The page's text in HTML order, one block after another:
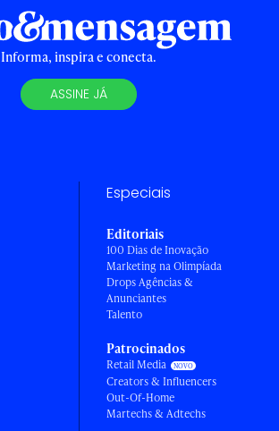
Informa, inspira e conecta.
ASSINE JÁ
Especiais
Editoriais
100 Dias de Inovação
Marketing na Olimpíada
Drops Agências &
Anunciantes
Talento
Patrocinados
Retail Media
Creators & Influencers
Out-Of-Home
Martechs & Adtechs